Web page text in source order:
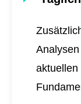
aktuellen